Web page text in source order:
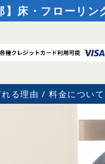
床・フローリ
る理由 料金について